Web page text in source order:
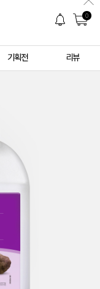
0
기획전 리뷰